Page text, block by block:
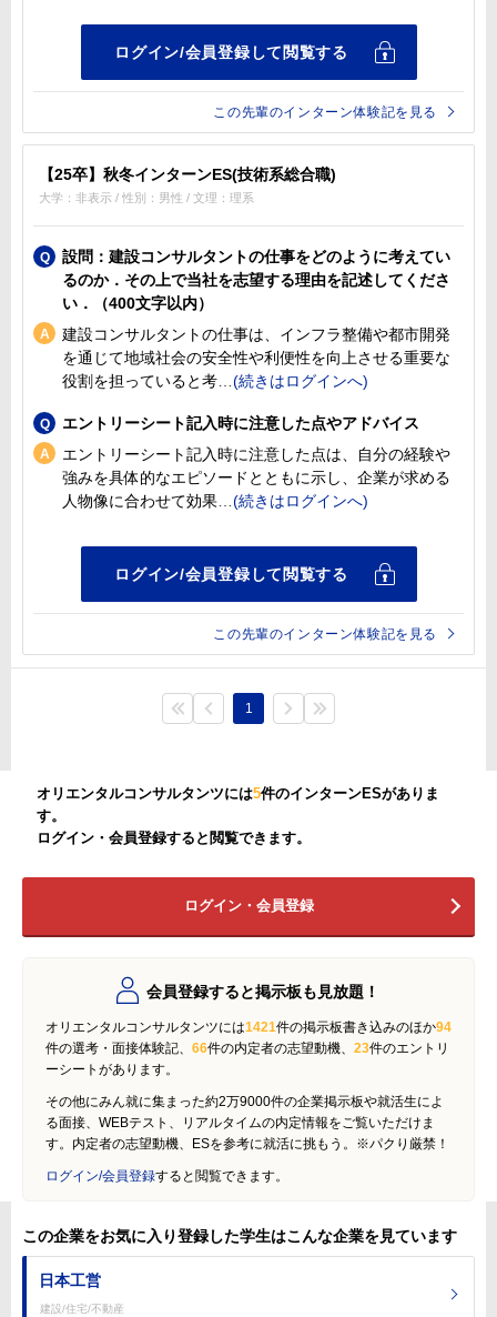
この先輩のインターン体験記を見る
【25卒】秋冬インターンES(技術系総合職)
大学：非表示 / 性別：男性 / 文理：理系
設問：建設コンサルタントの仕事をどのように考えてい
るのか．その上で当社を志望する理由を記述してくださ
い．（400文字以内）
建設コンサルタントの仕事は、インフラ整備や都市開発
を通じて地域社会の安全性や利便性を向上させる重要な
役割を担っていると考
エントリーシート記入時に注意した点やアドバイス
エントリーシート記入時に注意した点は、自分の経験や
強みを具体的なエピソードとともに示し、企業が求める
人物像に合わせて効果
この先輩のインターン体験記を見る
1
オリエンタルコンサルタンツには5件のインターンESがありま
す。
ログイン・会員登録すると閲覧できます。
ログイン・会員登録
会員登録すると掲示板も見放題！
オリエンタルコンサルタンツには1421件の掲示板書き込みのほか94
件の選考・面接体験記、 66件の内定者の志望動機、 23件のエントリ
ーシートがあります。
その他にみん就に集まった約2万9000件の企業掲示板や就活生によ
る面接、WEBテスト、リアルタイムの内定情報をご覧いただけま
す。内定者の志望動機、ESを参考に就活に挑もう。※パクり厳禁！
ログイン/会員登録すると閲覧できます。
この企業をお気に入り登録した学生はこんな企業を見ています
日本工営
建設/住宅/不動産